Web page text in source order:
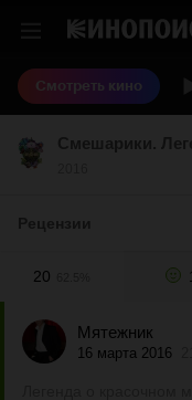
Смотреть кино
20
Мятежник
16 марта 2016